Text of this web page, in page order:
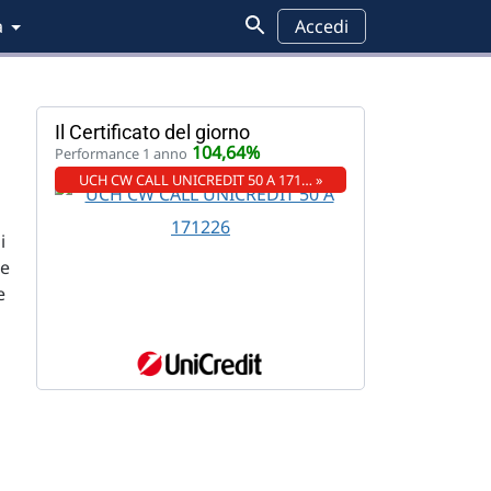
Accedi
Il Certificato del giorno
Performance 1 anno 104,64%
UCH CW CALL UNICREDIT 50 A 171… »